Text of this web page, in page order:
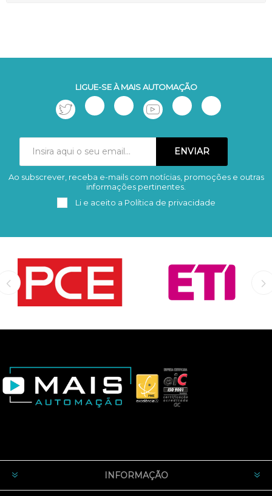
LIGUE-SE À MAIS AUTOMAÇÃO
Subscrever Remover
Ao subscrever, receba e-mails com notícias, promoções e outras
informações pertinentes.
Li e aceito a Política de privacidade
INFORMAÇÃO